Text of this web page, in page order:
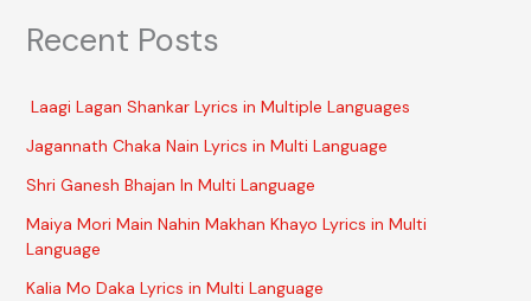
Recent Posts
Laagi Lagan Shankar Lyrics in Multiple Languages
Jagannath Chaka Nain Lyrics in Multi Language
Shri Ganesh Bhajan In Multi Language
Maiya Mori Main Nahin Makhan Khayo Lyrics in Multi
Language
Kalia Mo Daka Lyrics in Multi Language